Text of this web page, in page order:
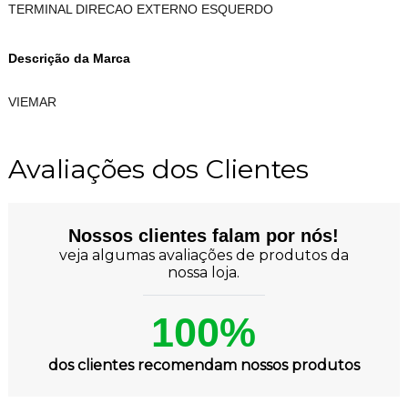
TERMINAL DIRECAO EXTERNO ESQUERDO
Descrição da Marca
VIEMAR
Avaliações dos Clientes
Nossos clientes falam por nós!
veja algumas avaliações de produtos da
nossa loja.
100%
dos clientes recomendam nossos produtos